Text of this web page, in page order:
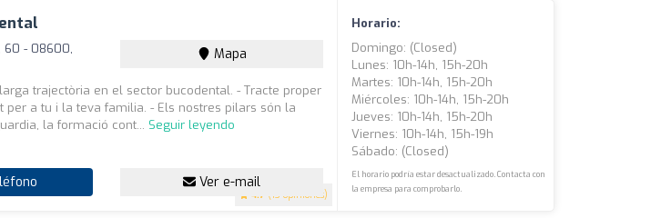
4.7 (13 opiniones)
60 - 08600,
Mapa
trajectòria en el sector bucodental. - Tracte proper
per a tu i la teva familia. - Els nostres pilars són la
la formació cont... Seguir leyendo
Ver e-mail
Horario:
Domingo: (closed)
Lunes: 10h-14h, 15h-20h
Martes: 10h-14h, 15h-20h
Miércoles: 10h-14h, 15h-20h
Jueves: 10h-14h, 15h-20h
Viernes: 10h-14h, 15h-19h
Sábado: (closed)
El horario podría estar desactualizado. Contacta con
la empresa para comprobarlo.